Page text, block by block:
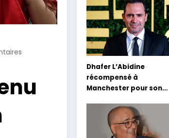
Dhafer L’Abidine
récompensé à
Manchester pour son